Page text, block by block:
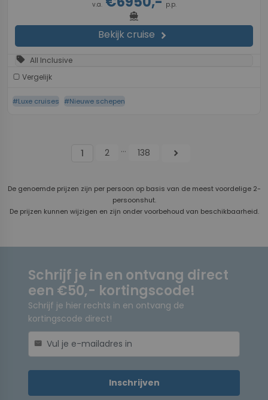
v.a. p.p.
directions_boat
Bekijk cruise chevron_right
sell All Inclusive
Vergelijk
#Luxe cruises #Nieuwe schepen
1 2 ... 138 chevron_right
De genoemde prijzen zijn per persoon op basis van de meest voordelige 2-
persoonshut.
De prijzen kunnen wijzigen en zijn onder voorbehoud van beschikbaarheid.
Schrijf je in en ontvang direct
een €50,- kortingscode!
Schrijf je hier rechts in en ontvang de
kortingscode direct!
mail
Inschrijven